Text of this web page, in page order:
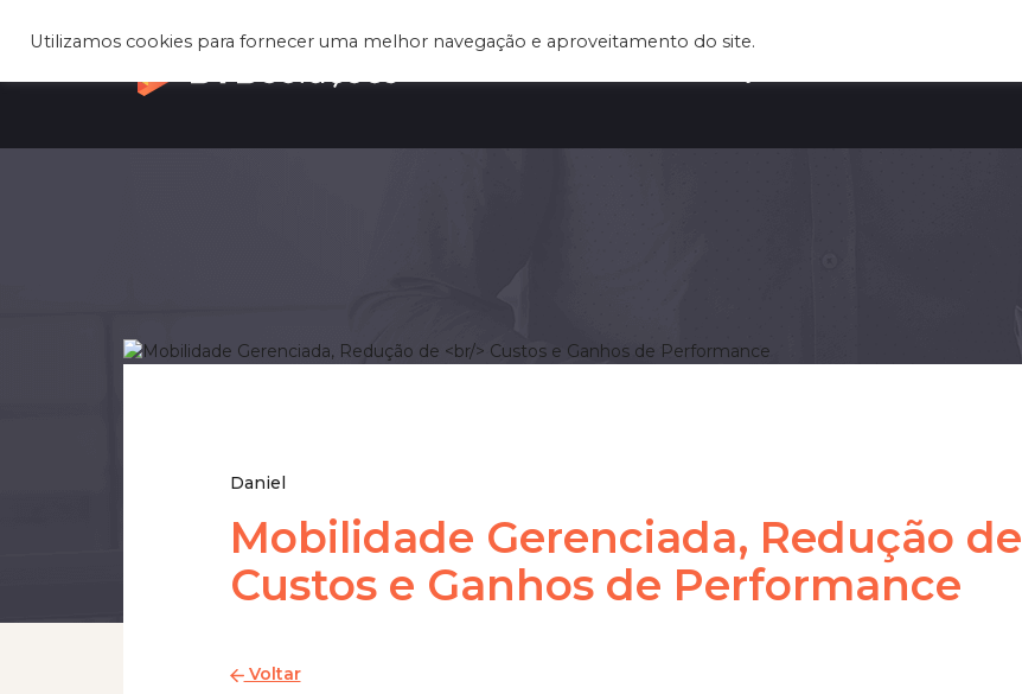
Daniel
Mobilidade Gerenciada, Redução de
Custos e Ganhos de Performance
Voltar
Utilizamos cookies para fornecer uma melhor navegação e aproveitamento do site.